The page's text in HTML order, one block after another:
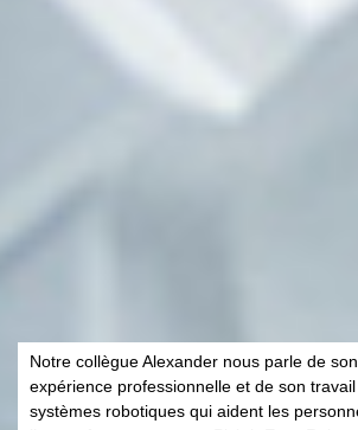
Notre collègue Alexander nous parle de son
expérience professionnelle et de son
systèmes robotiques qui aident les